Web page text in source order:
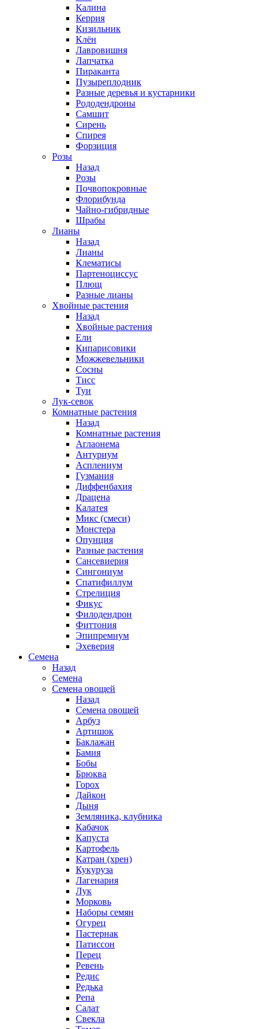
Калина
Керрия
Кизильник
Клён
Лавровишня
Лапчатка
Пираканта
Пузыреплодник
Разные деревья и кустарники
Рододендроны
Самшит
Сирень
Спирея
Форзиция
Розы
Назад
Розы
Почвопокровные
Флорибунда
Чайно-гибридные
Шрабы
Лианы
Назад
Лианы
Клематисы
Партеноциссус
Плющ
Разные лианы
Хвойные растения
Назад
Хвойные растения
Ели
Кипарисовики
Можжевельники
Сосны
Тисс
Туи
Лук-севок
Комнатные растения
Назад
Комнатные растения
Аглаонема
Антуриум
Асплениум
Гузмания
Диффенбахия
Драцена
Калатея
Микс (смеси)
Монстера
Опунция
Разные растения
Сансевиерия
Сингониум
Спатифиллум
Стрелиция
Фикус
Филодендрон
Фиттония
Эпипремнум
Эхеверия
Семена
Назад
Семена
Семена овощей
Назад
Семена овощей
Арбуз
Артишок
Баклажан
Бамия
Бобы
Брюква
Горох
Дайкон
Дыня
Земляника, клубника
Кабачок
Капуста
Картофель
Катран (хрен)
Кукуруза
Лагенария
Лук
Морковь
Наборы семян
Огурец
Пастернак
Патиссон
Перец
Ревень
Редис
Редька
Репа
Салат
Свекла